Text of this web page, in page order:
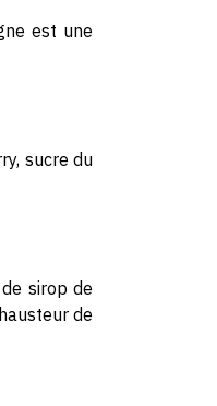
est une
sucre du
sirop de
de